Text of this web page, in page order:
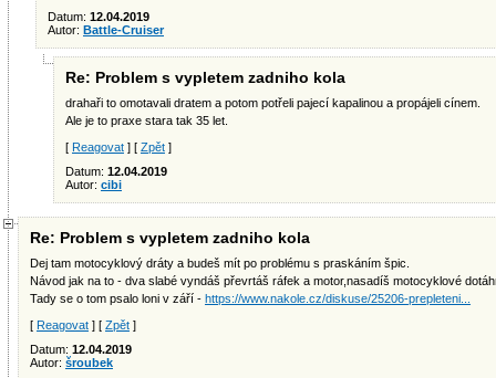
Datum: 12.04.2019
Autor: Battle-Cruiser
Re: Problem s vypletem zadniho kola
drahaři to omotavali dratem a potom potřeli pajecí kapalinou a propájeli cínem.
Ale je to praxe stara tak 35 let.
[ Reagovat ] [ Zpět ]
Datum: 12.04.2019
Autor: cibi
Re: Problem s vypletem zadniho kola
Dej tam motocyklový dráty a budeš mít po problému s praskáním špic.
Návod jak na to - dva slabé vyndáš převrtáš ráfek a motor,nasadíš motocyklové
Tady se o tom psalo loni v září - https://www.nakole.cz/diskuse/25206-prepleteni...
[ Reagovat ] [ Zpět ]
Datum: 12.04.2019
Autor: šroubek